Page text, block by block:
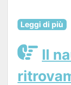
Leggi di più
Il